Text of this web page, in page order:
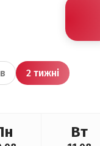
2 тижні
Вт